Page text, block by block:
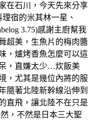
在石川，今天先來分享
宿的米其林一星、
3.75)感謝主廚幫我
超美，生魚片的梅肉醬
，爐烤香魚怎麼可以這
，直嫌太少…炊飯美
，尤其是幾位內將的服
隨著北陸新幹線沿伸到
直飛，讓北陸不在只是
，不然是日本三大聖